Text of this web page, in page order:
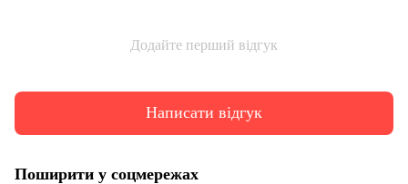
Додайте перший відгук
Написати відгук
Поширити у соцмережах